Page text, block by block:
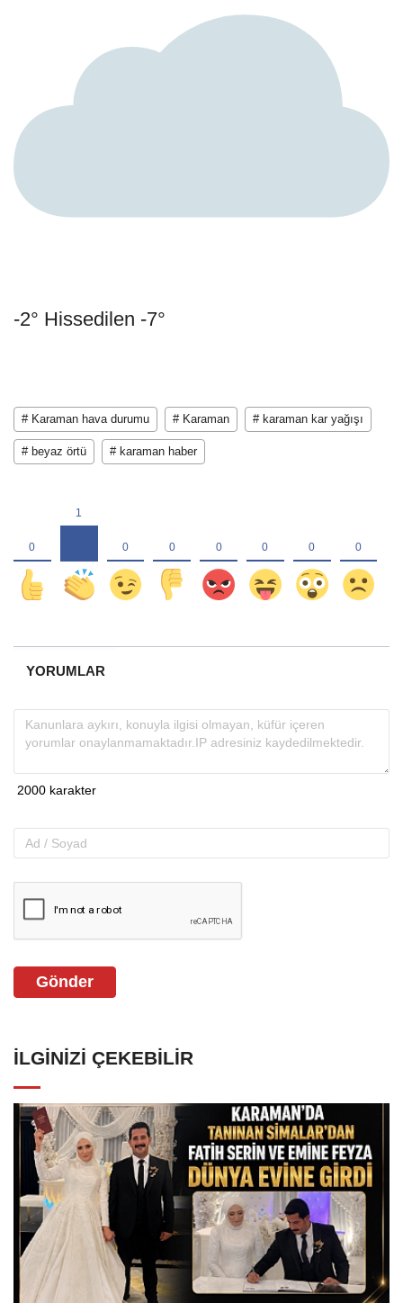
-2° Hissedilen -7°
# Karaman hava durumu # Karaman # karaman kar yağışı
# beyaz örtü # karaman haber
YORUMLAR
Gönder
İLGINIZI ÇEKEBILIR